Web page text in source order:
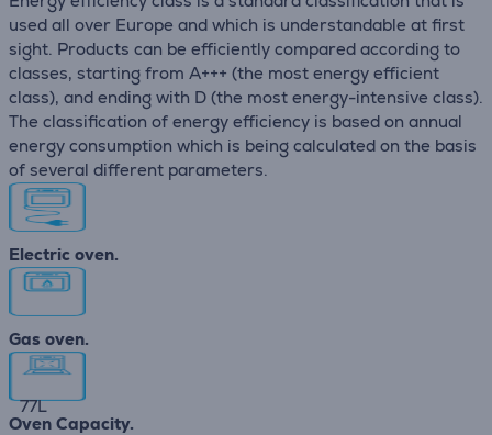
used all over Europe and which is understandable at first
sight. Products can be efficiently compared according to
classes, starting from A+++ (the most energy efficient
class), and ending with D (the most energy-intensive class).
The classification of energy efficiency is based on annual
energy consumption which is being calculated on the basis
of several different parameters.
Electric oven.
Gas oven.
77L
Oven Capacity.